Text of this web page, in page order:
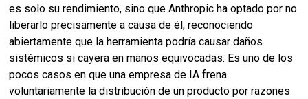
es solo su rendimiento, sino que Anthropic ha optado por no
liberarlo precisamente a causa de él, reconociendo
abiertamente que la herramienta podría causar daños
sistémicos si cayera en manos equivocadas. Es uno de los
pocos casos en que una empresa de IA frena
voluntariamente la distribución de un producto por razones